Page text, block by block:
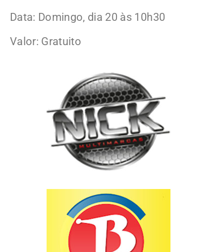
Data: Domingo, dia 20 às 10h30
Valor: Gratuito